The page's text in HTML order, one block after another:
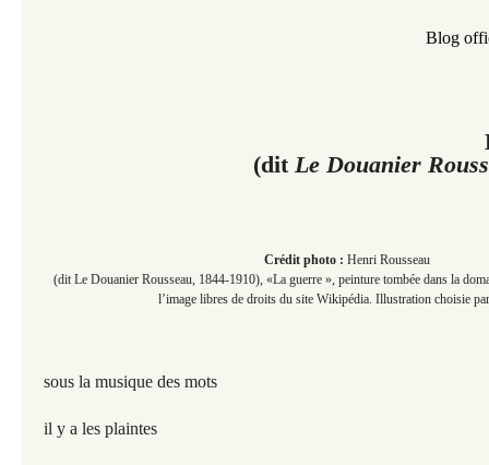
Blog
(dit Le Douanier
Crédit photo : Henri Rousseau
(dit Le Douanier Rousseau, 1844-1910), «La guerre », peinture tombée dans la
l’image libres de droits du site Wikipédia. Illustration choisie
sous la musique des mots
il y a les plaintes